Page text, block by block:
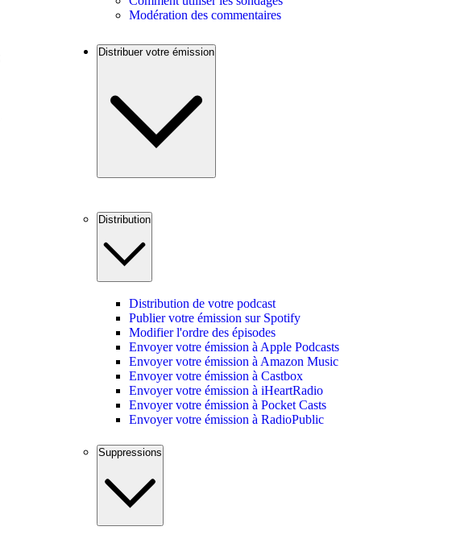
Modération des commentaires
Distribuer votre émission
Distribution
Distribution de votre podcast
Publier votre émission sur Spotify
Modifier l'ordre des épisodes
Envoyer votre émission à Apple Podcasts
Envoyer votre émission à Amazon Music
Envoyer votre émission à Castbox
Envoyer votre émission à iHeartRadio
Envoyer votre émission à Pocket Casts
Envoyer votre émission à RadioPublic
Suppressions